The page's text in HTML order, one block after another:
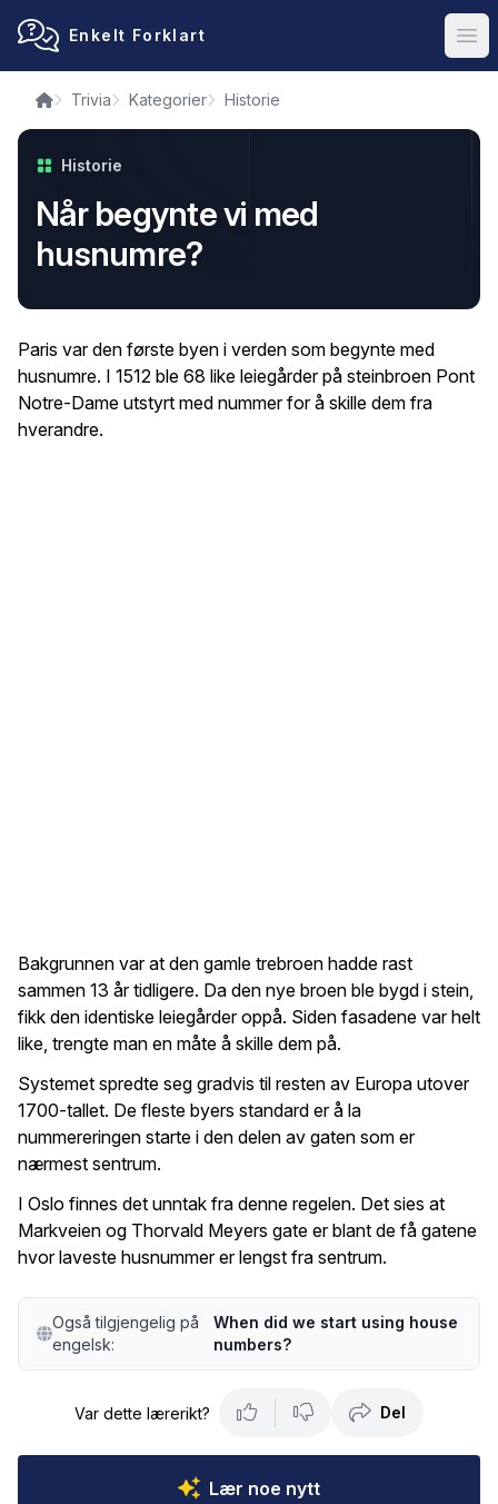
Enkelt Forklart
Trivia Kategorier Historie
Historie
Når begynte vi med
husnumre?
Paris var den første byen i verden som begynte med
husnumre. I 1512 ble 68 like leiegårder på steinbroen Pont
Notre-Dame utstyrt med nummer for å skille dem fra
hverandre.
Bakgrunnen var at den gamle trebroen hadde rast
sammen 13 år tidligere. Da den nye broen ble bygd i stein,
fikk den identiske leiegårder oppå. Siden fasadene var helt
like, trengte man en måte å skille dem på.
Systemet spredte seg gradvis til resten av Europa utover
1700-tallet. De fleste byers standard er å la
nummereringen starte i den delen av gaten som er
nærmest sentrum.
I Oslo finnes det unntak fra denne regelen. Det sies at
Markveien og Thorvald Meyers gate er blant de få gatene
hvor laveste husnummer er lengst fra sentrum.
Også tilgjengelig på
engelsk:
When did we start using house
numbers?
Var dette lærerikt? Del
Lær noe nytt